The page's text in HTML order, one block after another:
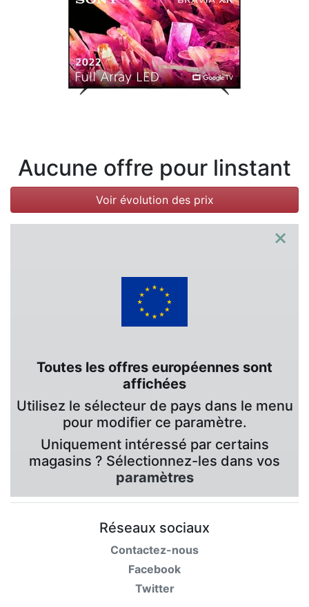
Aucune offre pour linstant
Voir évolution des prix
×
Toutes les offres européennes sont
affichées
Utilisez le sélecteur de pays dans le menu
pour modifier ce paramètre.
Uniquement intéressé par certains
magasins ? Sélectionnez-les dans vos
paramètres
Réseaux sociaux
Contactez-nous
Facebook
Twitter